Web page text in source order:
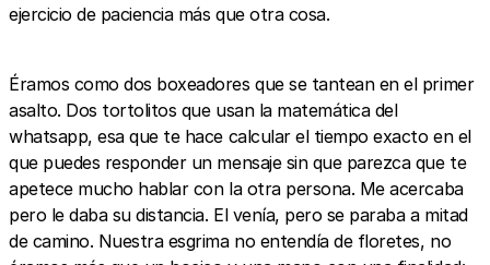
ejercicio de paciencia más que otra cosa.
Éramos como dos boxeadores que se tantean en el primer
asalto. Dos tortolitos que usan la matemática del
whatsapp, esa que te hace calcular el tiempo exacto en el
que puedes responder un mensaje sin que parezca que te
apetece mucho hablar con la otra persona. Me acercaba
pero le daba su distancia. El venía, pero se paraba a mitad
de camino. Nuestra esgrima no entendía de floretes, no